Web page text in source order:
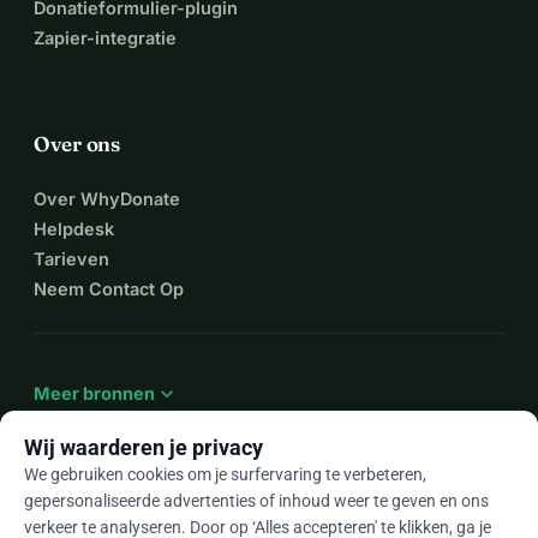
Donatieformulier-plugin
Zapier-integratie
Over ons
Over WhyDonate
Helpdesk
Tarieven
Neem Contact Op
Meer bronnen expand_more
Nlarrow_drop_down
Wij waarderen je privacy
We gebruiken cookies om je surfervaring te verbeteren,
gepersonaliseerde advertenties of inhoud weer te geven en ons
verkeer te analyseren. Door op ‘Alles accepteren' te klikken, ga je